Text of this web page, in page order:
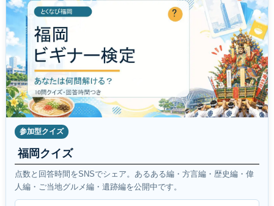
参加型クイズ
福岡クイズ
点数と回答時間をSNSでシェア。あるある編・方言編・歴史編・偉
人編・ご当地グルメ編・遺跡編を公開中です。